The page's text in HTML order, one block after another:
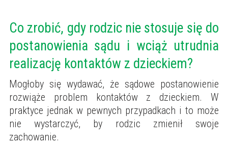
Co zrobić, gdy rodzic nie stosuje się do
postanowienia sądu i wciąż utrudnia
realizację kontaktów z dzieckiem?
Mogłoby się wydawać, że sądowe postanowienie
rozwiąże problem kontaktów z dzieckiem. W
praktyce jednak w pewnych przypadkach i to może
nie wystarczyć, by rodzic zmienił swoje
zachowanie.